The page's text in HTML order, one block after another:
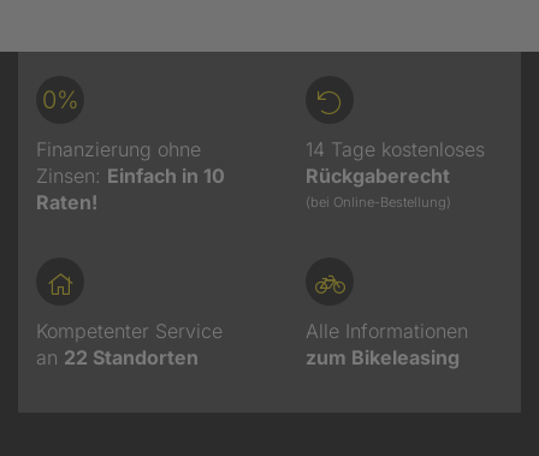
0%
Finanzierung ohne
Zinsen: Einfach in 10
Raten!
14 Tage kostenloses
Rückgaberecht
(bei Online-Bestellung)
Kompetenter Service
an 22 Standorten
Alle Informationen
zum Bikeleasing